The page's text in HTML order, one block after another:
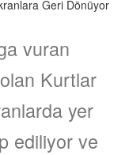
vuran
Kurtlar
yer
ediliyor ve